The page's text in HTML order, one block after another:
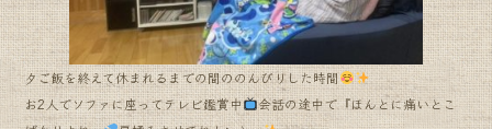
k
夕ご飯を終えて休まれるまでの間ののんびりした時間
お2人でソファに座ってテレビ鑑賞中
会話の途中で『ほんとに痛いとこ